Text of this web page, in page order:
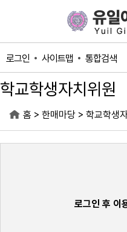
로그인 사이트맵 통합검색
학교학생자치위원
홈 > 한매마당 > 학교학생
로그인 후 이